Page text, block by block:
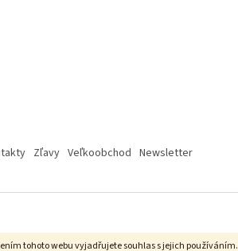
tohoto webu vyjadřujete souhlas s jejich používáním.
Zľavy Veľkoobchod Newsletter